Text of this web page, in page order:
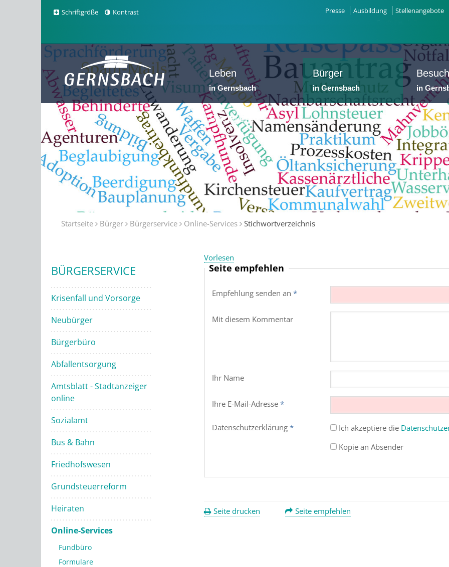
Schriftgröße Kontrast Presse Ausbildung Stellenangebote
Leben
in Gernsbach
Bürger
in Gernsbach in
Stadtwerke
Startseite Bürger Bürgerservice Online-Services Stichwortverzeichnis
BÜRGERSERVICE
Krisenfall und Vorsorge
Neubürger
Bürgerbüro
Abfallentsorgung
Amtsblatt - Stadtanzeiger
online
Sozialamt
Bus & Bahn
Friedhofswesen
Grundsteuerreform
Heiraten
Online-Services
Fundbüro
Formulare
Vorlesen
Seite empfehlen
Empfehlung senden an *
Mit diesem Kommentar
Ihr Name
Ihre E-Mail-Adresse *
Datenschutz­erklärung * Ich akzeptiere die
Kopie an Absender
Seite drucken Seite empfehlen